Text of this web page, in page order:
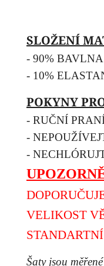
SLOŽENÍ
- 90% BAVLNA
- 10%
POKYNY
- RUČNÍ
-
-
VELIKOST
Šaty jsou